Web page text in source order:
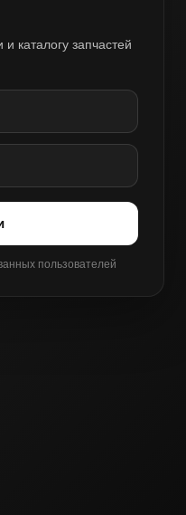
каталогу запчастей
пользователей